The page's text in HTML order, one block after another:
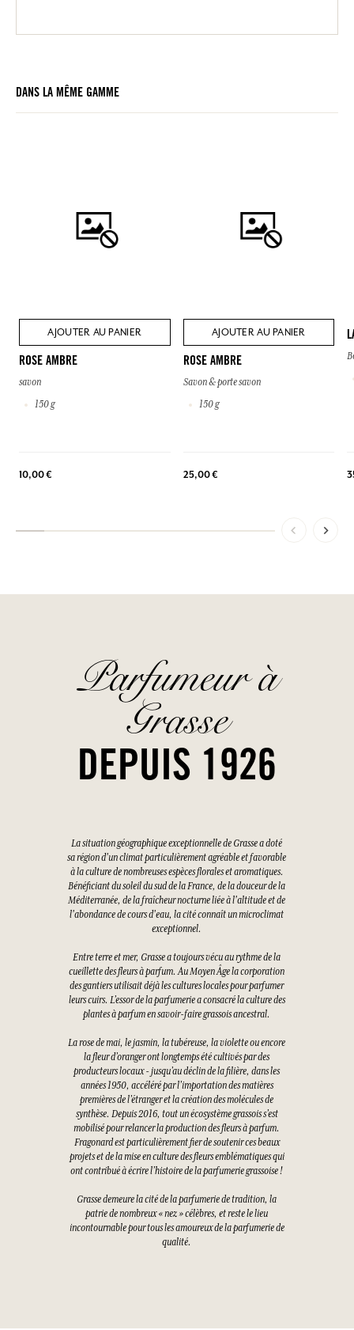
DANS LA MÊME GAMME
AJOUTER AU PANIER
ROSE AMBRE
savon
150 g
10,00 €
AJOUTER AU PANIER
ROSE AMBRE
Savon & porte savon
150 g
25,00 €
Parfumeur à
Grasse
DEPUIS 1926
La situation géographique exceptionnelle de Grasse a doté
sa région d'un climat particulièrement agréable et favorable
à la culture de nombreuses espèces florales et aromatiques.
Bénéficiant du soleil du sud de la France, de la douceur de la
Méditerranée, de la fraîcheur nocturne liée à l'altitude et de
l'abondance de cours d'eau, la cité connaît un microclimat
exceptionnel.
Entre terre et mer, Grasse a toujours vécu au rythme de la
cueillette des fleurs à parfum. Au Moyen Âge la corporation
des gantiers utilisait déjà les cultures locales pour parfumer
leurs cuirs. L’essor de la parfumerie a consacré la culture des
plantes à parfum en savoir-faire grassois ancestral.
La rose de mai, le jasmin, la tubéreuse, la violette ou encore
la fleur d’oranger ont longtemps été cultivés par des
producteurs locaux - jusqu’au déclin de la filière, dans les
années 1950, accéléré par l’importation des matières
premières de l’étranger et la création des molécules de
synthèse. Depuis 2016, tout un écosystème grassois s’est
mobilisé pour relancer la production des fleurs à parfum.
Fragonard est particulièrement fier de soutenir ces beaux
projets et de la mise en culture des fleurs emblématiques qui
ont contribué à écrire l’histoire de la parfumerie grassoise !
Grasse demeure la cité de la parfumerie de tradition, la
patrie de nombreux « nez » célèbres, et reste le lieu
incontournable pour tous les amoureux de la parfumerie de
qualité.